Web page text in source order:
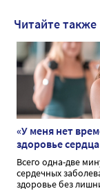
Читайте также
«У меня нет
здоровье сердца
Всего одна-две
сердечных
здоровье без